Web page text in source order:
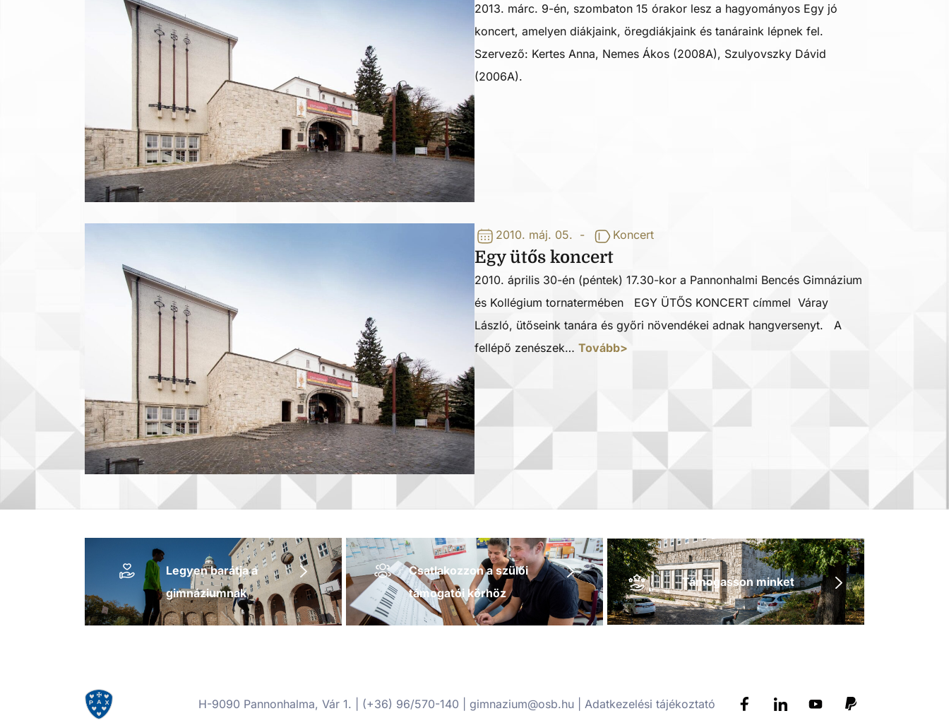
2013. márc. 9-én, szombaton 15 órakor lesz a hagyományos Egy jó
koncert, amelyen diákjaink, öregdiákjaink és tanáraink lépnek fel.
Szervező: Kertes Anna, Nemes Ákos (2008A), Szulyovszky Dávid
(2006A).
2010. máj. 05. - Koncert
Egy ütős koncert
2010. április 30-én (péntek) 17.30-kor a Pannonhalmi Bencés Gimnázium
és Kollégium tornatermében EGY ÜTŐS KONCERT címmel Váray
László, ütőseink tanára és győri növendékei adnak hangversenyt. A
fellépő zenészek… Tovább>
Legyen barátja a
gimnáziumnak
Csatlakozzon a szülői
támogatói körhöz
Támogasson minket
H-9090 Pannonhalma, Vár 1. | (+36) 96/570-140 | gimnazium@osb.hu | Adatkezelési tájékoztató